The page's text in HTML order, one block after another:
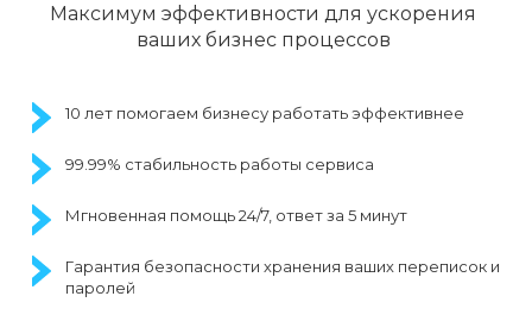
Максимум эффективности для ускорения
ваших бизнес процессов
10 лет помогаем бизнесу работать эффективнее
99.99% стабильность работы сервиса
Мгновенная помощь 24/7, ответ за 5 минут
Гарантия безопасности хранения ваших переписок и
паролей